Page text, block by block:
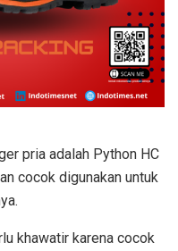
pria adalah Python HC
cocok digunakan untuk
khawatir karena cocok